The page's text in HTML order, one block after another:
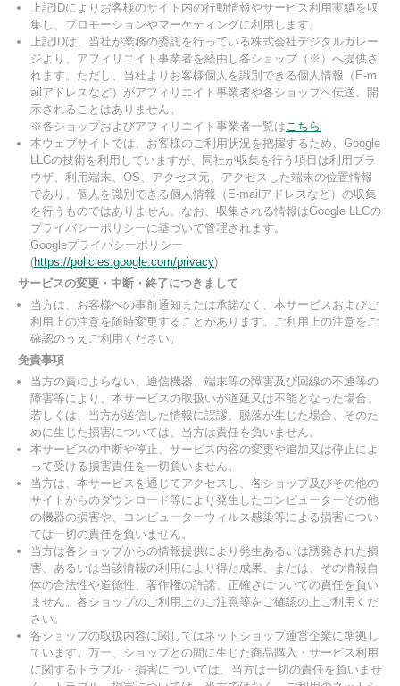
上記IDによりお客様のサイト内の行動情報やサービス利用実績を収
集し、プロモーションやマーケティングに利用します。
上記IDは、当社が業務の委託を行っている株式会社デジタルガレー
ジより、アフィリエイト事業者を経由し各ショップ（※）へ提供さ
れます。ただし、当社よりお客様個人を識別できる個人情報（E-m
ailアドレスなど）がアフィリエイト事業者や各ショップへ伝送、開
示されることはありません。
※各ショップおよびアフィリエイト事業者一覧はこちら
本ウェブサイトでは、お客様のご利用状況を把握するため、Google
LLCの技術を利用していますが、同社が収集を行う項目は利用ブラ
ウザ、利用端末、OS、アクセス元、アクセスした端末の位置情報
であり、個人を識別できる個人情報（E-mailアドレスなど）の収集
を行うものではありません。なお、収集される情報はGoogle LLCの
プライバシーポリシーに基づいて管理されます。
Googleプライバシーポリシー
(https://policies.google.com/privacy)
サービスの変更・中断・終了につきまして
当方は、お客様への事前通知または承諾なく、本サービスおよびご
利用上の注意を随時変更することがあります。ご利用上の注意をご
確認のうえご利用ください。
免責事項
当方の責によらない、通信機器、端末等の障害及び回線の不通等の
障害等により、本サービスの取扱いが遅延又は不能となった場合、
若しくは、当方が送信した情報に誤謬、脱落が生じた場合、そのた
めに生じた損害については、当方は責任を負いません。
本サービスの中断や停止、サービス内容の変更や追加又は停止によ
って受ける損害責任を一切負いません。
当方は、本サービスを通じてアクセスし、各ショップ及びその他の
サイトからのダウンロード等により発生したコンピューターその他
の機器の損害や、コンピューターウィルス感染等による損害につい
ては一切の責任を負いません。
当方は各ショップからの情報提供により発生あるいは誘発された損
害、あるいは当該情報の利用により得た成果、または、その情報自
体の合法性や道徳性、著作権の許諾、正確さについての責任を負い
ません。各ショップのご利用上のご注意等をご確認の上ご利用くだ
さい。
各ショップの取扱内容に関してはネットショップ運営企業に準拠し
ています。万一、ショップとの間に生じた商品購入・サービス利用
に関するトラブル・損害に ついては、当方は一切の責任を負いませ